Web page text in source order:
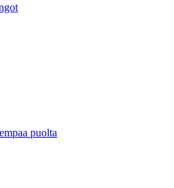
puolta